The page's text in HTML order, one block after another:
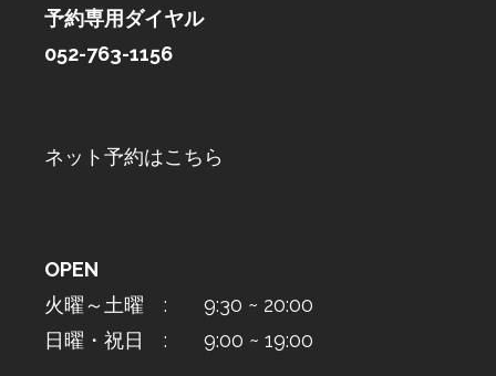
予約専用ダイヤル
052-763-1156
ネット予約はこちら
OPEN
火曜～土曜 : 9:30 ~ 20:00
日曜・祝日 : 9:00 ~ 19:00